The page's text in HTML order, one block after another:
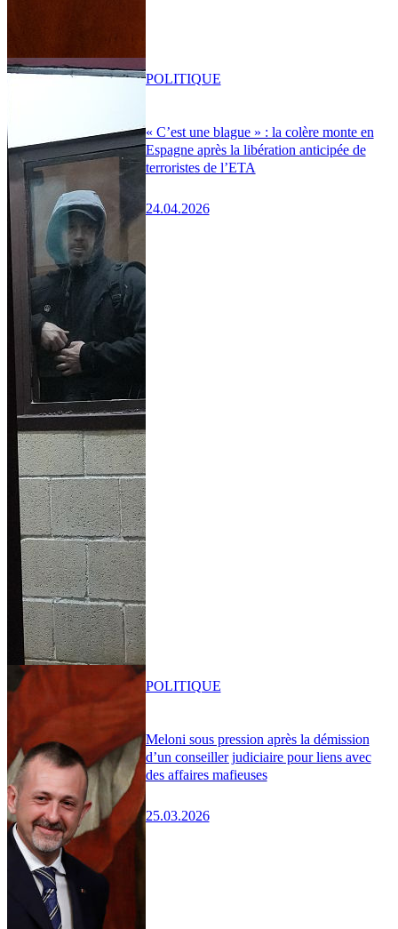
« C’est une blague » : la colère monte en
Espagne après la libération anticipée de
terroristes de l’ETA
24.04.2026
POLITIQUE
Meloni sous pression après la démission
d’un conseiller judiciaire pour liens avec
des affaires mafieuses
25.03.2026
POLITIQUE